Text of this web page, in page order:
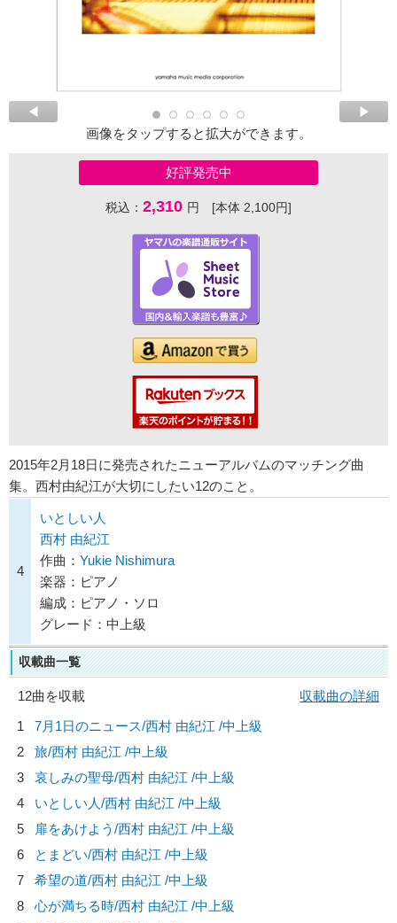
画像をタップすると拡大ができます。
好評発売中
税込： 2,310 円 [本体 2,100円]
2015年2月18日に発売されたニューアルバムのマッチング曲
集。西村由紀江が大切にしたい12のこと。
4
いとしい人
西村 由紀江
作曲： Yukie Nishimura
楽器：ピアノ
編成：ピアノ・ソロ
グレード：中上級
収載曲一覧
12曲を収載
収載曲の詳細
1
7月1日のニュース/西村 由紀江 /中上級
2
旅/西村 由紀江 /中上級
3
哀しみの聖母/西村 由紀江 /中上級
4
いとしい人/西村 由紀江 /中上級
5
扉をあけよう/西村 由紀江 /中上級
6
とまどい/西村 由紀江 /中上級
7
希望の道/西村 由紀江 /中上級
8
心が満ちる時/西村 由紀江 /中上級